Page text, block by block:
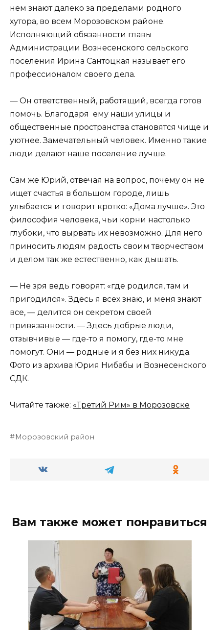
нем знают далеко за пределами родного
хутора, во всем Морозовском районе.
Исполняющий обязанности главы
Администрации Вознесенского сельского
поселения Ирина Сантоцкая называет его
профессионалом своего дела.
— Он ответственный, работящий, всегда готов
помочь. Благодаря ему наши улицы и
общественные пространства становятся чище и
уютнее. Замечательный человек. Именно такие
люди делают наше поселение лучше.
Сам же Юрий, отвечая на вопрос, почему он не
ищет счастья в большом городе, лишь
улыбается и говорит кротко: «Дома лучше». Это
философия человека, чьи корни настолько
глубоки, что вырвать их невозможно. Для него
приносить людям радость своим творчеством
и делом так же естественно, как дышать.
— Не зря ведь говорят: «где родился, там и
пригодился». Здесь я всех знаю, и меня знают
все, — делится он секретом своей
привязанности. — Здесь добрые люди,
отзывчивые — где-то я помогу, где-то мне
помогут. Они — родные и я без них никуда.
Фото из архива Юрия Нибабы и Вознесенского
СДК.
Читайте также: «Третий Рим» в Морозовске
Морозовский район
Вам также может понравиться